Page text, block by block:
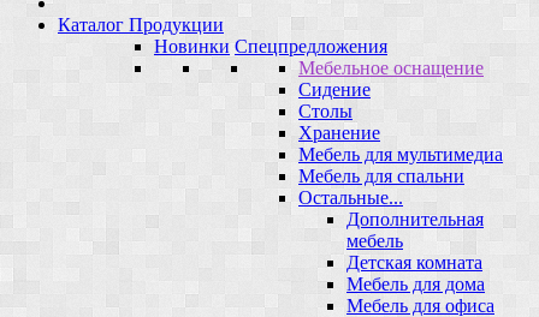
Каталог Продукции
Новинки Спецпредложения
Мебельное оснащение
Сидение
Столы
Хранение
Мебель для мультимедиа
Мебель для спальни
Остальные...
Дополнительная
мебель
Детская комната
Мебель для дома
Мебель для офиса